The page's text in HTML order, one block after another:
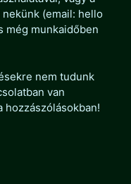
(email: hello
még munkaidőben
nem tudunk
van
hozzászólásokban!